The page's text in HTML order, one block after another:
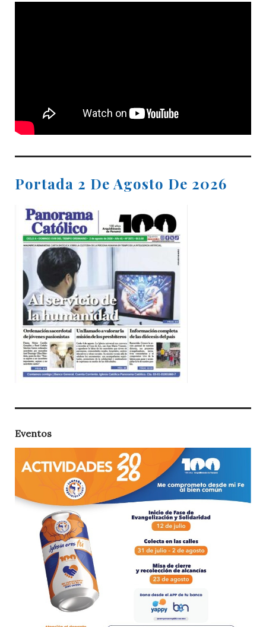
Portada 2 De Agosto De 2026
Eventos